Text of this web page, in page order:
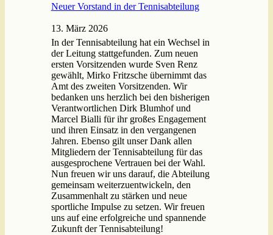
Neuer Vorstand in der Tennisabteilung
13. März 2026
In der Tennisabteilung hat ein Wechsel in
der Leitung stattgefunden. Zum neuen
ersten Vorsitzenden wurde Sven Renz
gewählt, Mirko Fritzsche übernimmt das
Amt des zweiten Vorsitzenden. Wir
bedanken uns herzlich bei den bisherigen
Verantwortlichen Dirk Blumhof und
Marcel Bialli für ihr großes Engagement
und ihren Einsatz in den vergangenen
Jahren. Ebenso gilt unser Dank allen
Mitgliedern der Tennisabteilung für das
ausgesprochene Vertrauen bei der Wahl.
Nun freuen wir uns darauf, die Abteilung
gemeinsam weiterzuentwickeln, den
Zusammenhalt zu stärken und neue
sportliche Impulse zu setzen. Wir freuen
uns auf eine erfolgreiche und spannende
Zukunft der Tennisabteilung!